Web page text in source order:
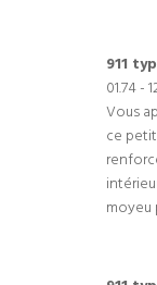
911
01.74 -
Vous
ce
moyeu